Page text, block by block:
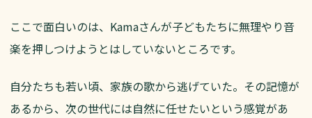
ここで面白いのは、Kamaさんが子どもたちに無理やり音
楽を押しつけようとはしていないところです。
自分たちも若い頃、家族の歌から逃げていた。その記憶が
あるから、次の世代には自然に任せたいという感覚があ